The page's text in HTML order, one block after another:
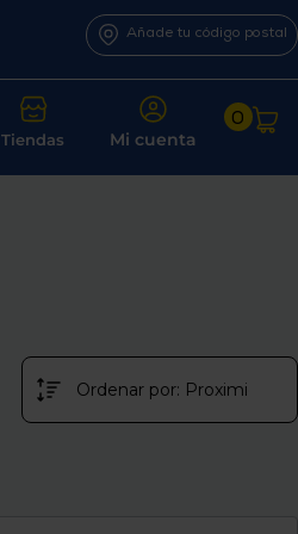
Añade tu código postal
Tiendas Mi cuenta
0